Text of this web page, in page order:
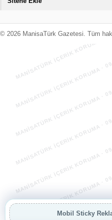
© 2026 ManisaTürk Gazetesi. Tüm
Mobil Sticky
MANİSATÜRK İÇERİK
MANİSATÜRK İÇERİK
MANİSATÜRK İÇERİK
MANİSATÜRK İÇERİK
MANİSATÜRK İÇERİK
MANİSATÜRK İÇERİK